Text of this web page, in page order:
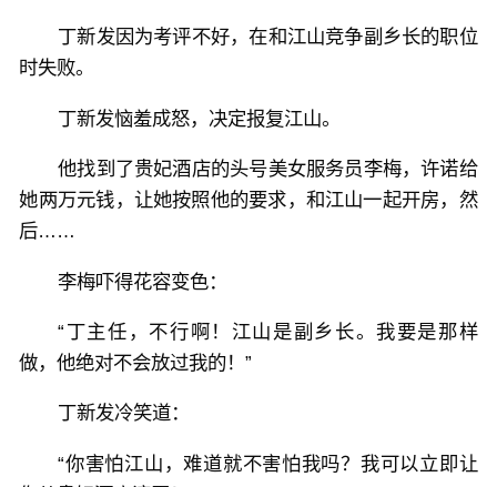
丁新发因为考评不好，在和江山竞争副乡长的职位
时失败。
丁新发恼羞成怒，决定报复江山。
他找到了贵妃酒店的头号美女服务员李梅，许诺给
她两万元钱，让她按照他的要求，和江山一起开房，然
后……
李梅吓得花容变色：
“丁主任，不行啊！江山是副乡长。我要是那样
做，他绝对不会放过我的！”
丁新发冷笑道：
“你害怕江山，难道就不害怕我吗？我可以立即让